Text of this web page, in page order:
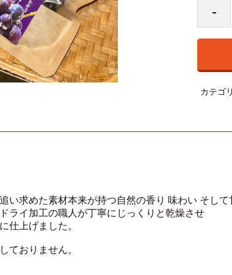
-
カテゴ
い求めた素材本来が持つ自然の香り 味わい そして
ライ加工の職人が丁寧にじっくりと乾燥させ
仕上げました。
ておりません。